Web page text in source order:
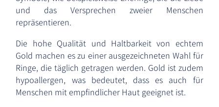
und das Versprechen zweier Menschen
repräsentieren.
Die hohe Qualität und Haltbarkeit von echtem
Gold machen es zu einer ausgezeichneten Wahl für
Ringe, die täglich getragen werden. Gold ist zudem
hypoallergen, was bedeutet, dass es auch für
Menschen mit empfindlicher Haut geeignet ist.